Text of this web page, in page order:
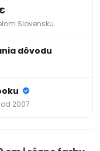
Slovensku.
dôvodu
od 2007